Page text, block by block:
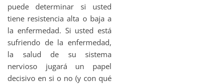
puede determinar si usted
tiene resistencia alta o baja a
la enfermedad. Si usted está
sufriendo de la enfermedad,
la salud de su sistema
nervioso jugará un papel
decisivo en si o no (y con qué